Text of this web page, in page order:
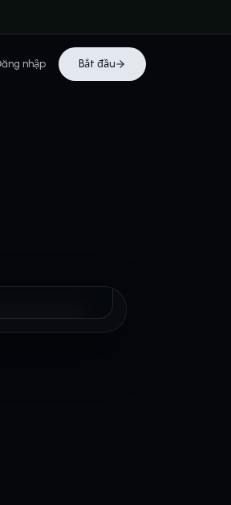
nhập Bắt đầu